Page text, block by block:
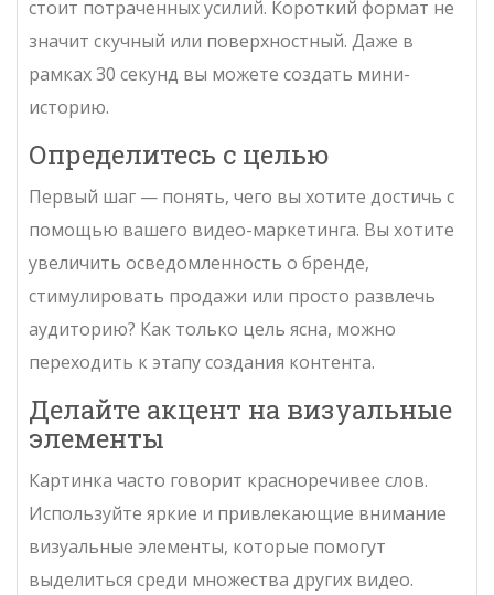
стоит потраченных усилий. Короткий формат не
значит скучный или поверхностный. Даже в
рамках 30 секунд вы можете создать мини-
историю.
Определитесь с целью
Первый шаг — понять, чего вы хотите достичь с
помощью вашего видео-маркетинга. Вы хотите
увеличить осведомленность о бренде,
стимулировать продажи или просто развлечь
аудиторию? Как только цель ясна, можно
переходить к этапу создания контента.
Делайте акцент на визуальные
элементы
Картинка часто говорит красноречивее слов.
Используйте яркие и привлекающие внимание
визуальные элементы, которые помогут
выделиться среди множества других видео.